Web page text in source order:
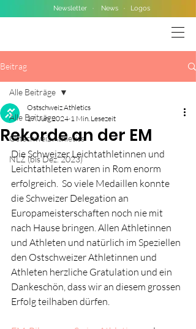
Newsletter · News · Logos
Beitrag
Alle Beiträge
Ostschweiz Athletics
NLZ (bis Dez. 2023)
Alle Beiträge
Rekorde an der EM
Ostschweiz Athletics
17. Juni 2024 1 Min. Lesezeit
Die Schweizer Leichtathletinnen und
Leichtathleten waren in Rom enorm
erfolgreich.  So viele Medaillen konnte
die Schweizer Delegation an
Europameisterschaften noch nie mit
nach Hause bringen. Allen Athletinnen
und Athleten und natürlich im Speziellen
den Ostschweizer Athletinnen und
Athleten herzliche Gratulation und ein
Dankeschön, dass wir an diesem grossen
Erfolg teilhaben dürfen.